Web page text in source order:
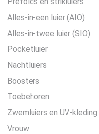
Alles-in-een luier (AIO)
Alles-in-twee luier (SIO)
Pocketluier
Nachtluiers
Boosters
Toebehoren
Zwemluiers en UV-kleding
Vrouw